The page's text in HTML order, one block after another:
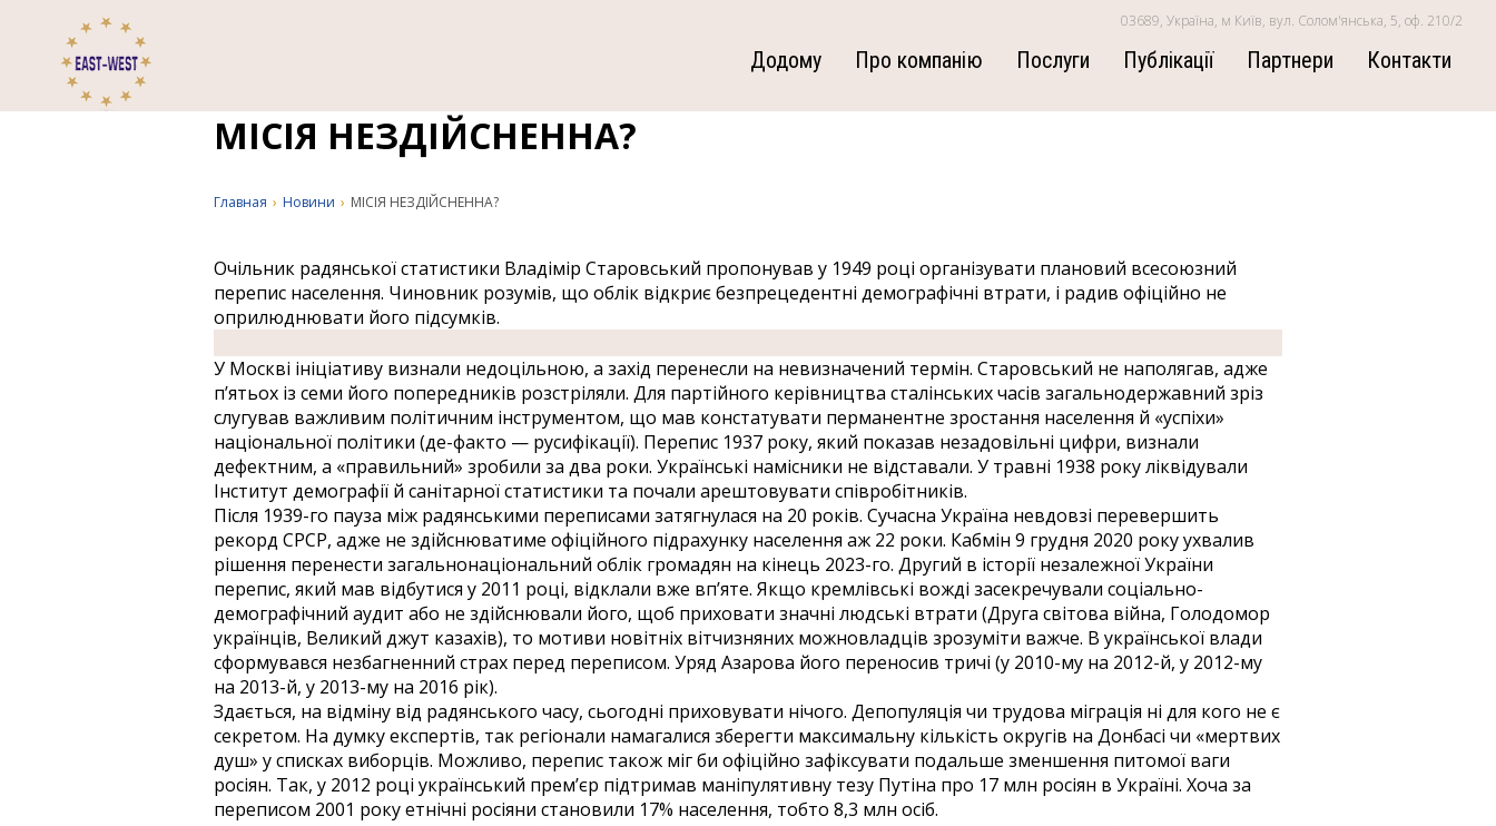
03689, Україна, м Київ, вул. Солом'янська, 5, оф. 210/2
Додому Про компанію Послуги Публікації Партнери Контакти
МІСІЯ НЕЗДІЙСНЕННА?
Главная › Новини › МІСІЯ НЕЗДІЙСНЕННА?
Очільник радянської статистики Владімір Старовський пропонував у 1949 році організувати плановий всесоюзний
перепис населення. Чиновник розумів, що облік відкриє безпрецедентні демографічні втрати, і радив офіційно не
оприлюднювати його підсумків.
У Москві ініціативу визнали недоцільною, а захід перенесли на невизначений термін. Старовський не наполягав, адже
п’ятьох із семи його попередників розстріляли. Для партійного керівництва сталінських часів загальнодержавний зріз
слугував важливим політичним інструментом, що мав констатувати перманентне зростання населення й «успіхи»
національної політики (де-факто — русифікації). Перепис 1937 року, який показав незадовільні цифри, визнали
дефектним, а «правильний» зробили за два роки. Українські намісники не відставали. У травні 1938 року ліквідували
Інститут демографії й санітарної статистики та почали арештовувати співробітників.
Після 1939-го пауза між радянськими переписами затягнулася на 20 років. Сучасна Україна невдовзі перевершить
рекорд СРСР, адже не здійснюватиме офіційного підрахунку населення аж 22 роки. Кабмін 9 грудня 2020 року ухвалив
рішення перенести загальнонаціональний облік громадян на кінець 2023-го. Другий в історії незалежної України
перепис, який мав відбутися у 2011 році, відклали вже вп’яте. Якщо кремлівські вожді засекречували соціально-
демографічний аудит або не здійснювали його, щоб приховати значні людські втрати (Друга світова війна, Голодомор
українців, Великий джут казахів), то мотиви новітніх вітчизняних можновладців зрозуміти важче. В української влади
сформувався незбагненний страх перед переписом. Уряд Азарова його переносив тричі (у 2010-му на 2012-й, у 2012-му
на 2013-й, у 2013-му на 2016 рік).
Здається, на відміну від радянського часу, сьогодні приховувати нічого. Депопуляція чи трудова міграція ні для кого не є
секретом. На думку експертів, так регіонали намагалися зберегти максимальну кількість округів на Донбасі чи «мертвих
душ» у списках виборців. Можливо, перепис також міг би офіційно зафіксувати подальше зменшення питомої ваги
росіян. Так, у 2012 році український прем’єр підтримав маніпулятивну тезу Путіна про 17 млн росіян в Україні. Хоча за
переписом 2001 року етнічні росіяни становили 17% населення, тобто 8,3 млн осіб.